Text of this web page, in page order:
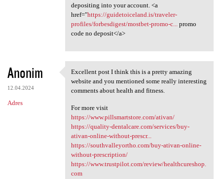
depositing into your account. <a
href="https://guidetoiceland.is/traveler-
profiles/forbesdigest/mostbet-promo-c...
promo
code no deposit</a>
Anonim
12.04.2024
Adres
Excellent post I think this
Excellent post I think this is a pretty amazing
website and you mentioned some really interesting
comments about health and fitness.
For more visit
https://www.pillsmartstore.com/ativan/
https://quality-dentalcare.com/services/buy-
ativan-online-without-prescr...
https://southvalleyortho.com/buy-ativan-online-
without-prescription/
https://www.trustpilot.com/review/healthcureshop.
com